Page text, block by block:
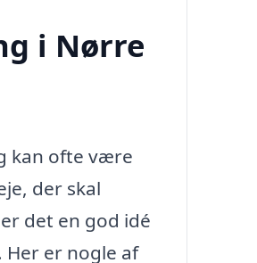
i Nørre
kan ofte være
der skal
det en god idé
er nogle af